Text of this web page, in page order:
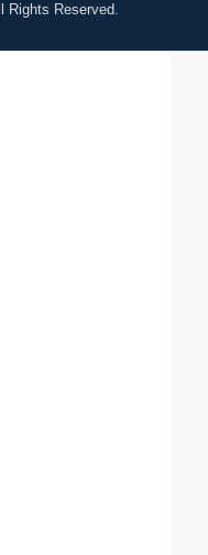
Rights Reserved.